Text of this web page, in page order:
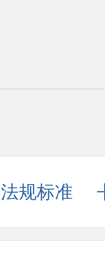
法规标准